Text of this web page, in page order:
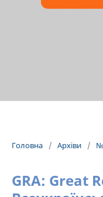
Головна / Архіви / №
GRA: Great